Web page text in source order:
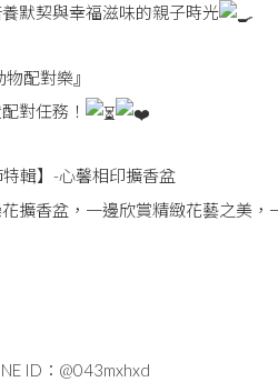
默契與幸福滋味的親子時光
配對樂』
對任務！
輯】-心馨相印擴香盆
擴香盆，一邊欣賞精緻花藝之美
ID：@043mxhxd